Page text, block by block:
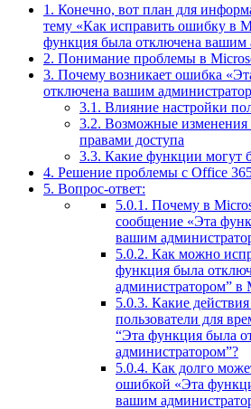
1. Конечно, вот план для
тему «Как исправить ошибку в
функция была отключена вашим
2. Понимание проблемы в
3. Почему возникает ошибка
отключена вашим
3.1. Влияние настройки
3.2. Возможные изменения
правами доступа
3.3. Какие функции могут
4. Решение проблемы с Office
5. Вопрос-ответ:
5.0.1. Почему в
сообщение «Эта
вашим
5.0.2. Как можно
функция была
администратором” в
5.0.3. Какие
пользователи для
“Эта функция была
администратором”?
5.0.4. Как долго
ошибкой «Эта
вашим